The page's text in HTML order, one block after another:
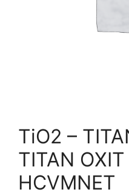
TiO2 –
TITAN
HCVMNET